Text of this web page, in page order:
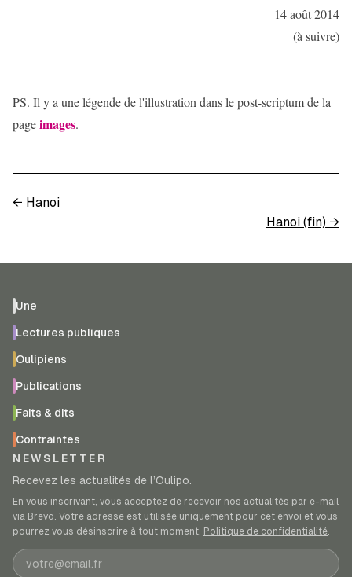
14 août 2014
(à suivre)
PS. Il y a une légende de l'illustration dans le post-scriptum de la
pageimages.
← Hanoi
Hanoi (fin) →
Une
Lectures publiques
Oulipiens
Publications
Faits & dits
Contraintes
NEWSLETTER
Recevez les actualités de l’Oulipo.
En vous inscrivant, vous acceptez de recevoir nos actualités par e-mail
via Brevo. Votre adresse est utilisée uniquement pour cet envoi et vous
pourrez vous désinscrire à tout moment. Politique de confidentialité.
Adresse e-mail